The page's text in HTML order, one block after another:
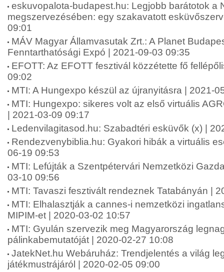
eskuvopalota-budapest.hu: Legjobb barátotok a
megszervezésében: egy szakavatott
09:01
MÁV Magyar Államvasutak Zrt.: A Planet
Fenntarthatósági Expó | 2021-09-03 09:35
EFOTT: Az EFOTT fesztivál közzétette fő
09:02
MTI: A Hungexpo készül az újranyitásra | 2021-
MTI: Hungexpo: sikeres volt az első virtuális
| 2021-03-09 09:17
Ledenvilagitasod.hu: Szabadtéri esküvők (x) |
Rendezvenybiblia.hu: Gyakori hibák a virtuális
06-19 09:53
MTI: Lefújták a Szentpétervári Nemzetközi
03-10 09:56
MTI: Tavaszi fesztivált rendeznek Tatabányán |
MTI: Elhalasztják a cannes-i nemzetközi
MIPIM-et | 2020-03-02 10:57
MTI: Gyulán szervezik meg Magyarország
pálinkabemutatóját | 2020-02-27 10:08
JatekNet.hu Webáruház: Trendjelentés a világ
játékmustrájáról | 2020-02-05 09:00